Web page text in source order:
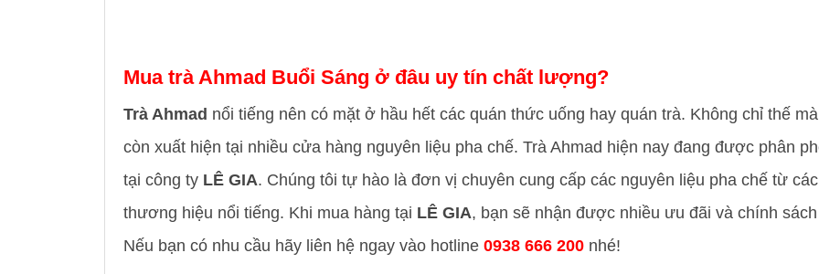
Mua trà Ahmad Buổi Sáng ở đâu uy tín chất lượng?
Trà Ahmad nổi tiếng nên có mặt ở hầu hết các quán thức uống hay quán trà. Không chỉ thế mà
còn xuất hiện tại nhiều cửa hàng nguyên liệu pha chế. Trà Ahmad hiện nay đang được phân
tại công ty LÊ GIA. Chúng tôi tự hào là đơn vị chuyên cung cấp các nguyên liệu pha chế từ các
thương hiệu nổi tiếng. Khi mua hàng tại LÊ GIA, bạn sẽ nhận được nhiều ưu đãi và chính
Nếu bạn có nhu cầu hãy liên hệ ngay vào hotline 0938 666 200 nhé!